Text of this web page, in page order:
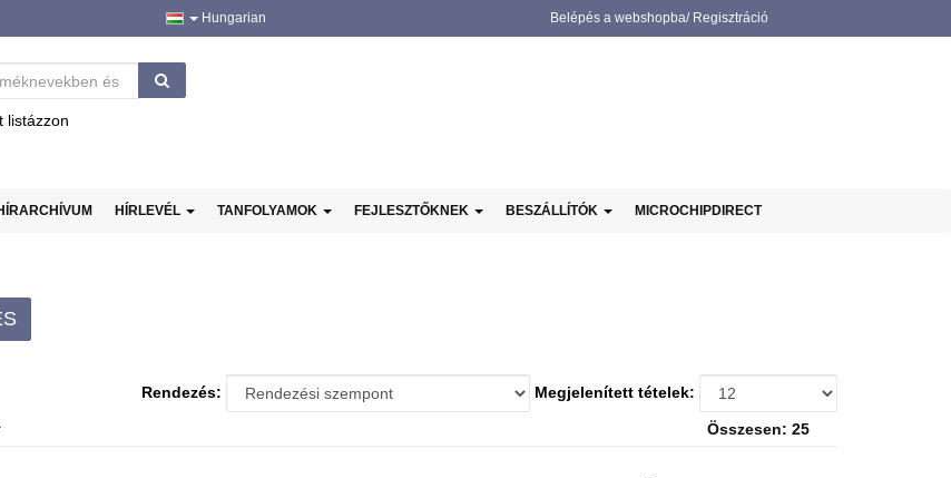
Hungarian Belépés a webshopba/ Regisztráció
listázzon
HÍRLEVÉL TANFOLYAMOK FEJLESZTŐKNEK BESZÁLLÍTÓK MICROCHIPDIRECT
Rendezés: Megjelenített tételek:
Összesen: 25